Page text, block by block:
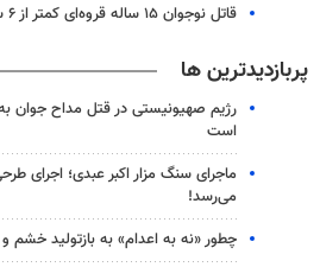
قاتل نوجوان ۱۵ ساله قروه‌ای کمتر از ۶ ساعت به دام پلیس افتاد
پربازدیدترین ها
رژیم صهیونیستی در قتل مداح جوان
است
ماجرای سنگ مزار اکبر عبدی؛ اجرای
می‌رسد!
چطور «نه به اعدام» به بازتولید